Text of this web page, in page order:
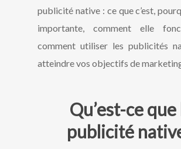
publicité native : ce que c’est,
importante, comment elle
comment utiliser les publicités
atteindre vos objectifs de
Qu’est-ce que
publicité